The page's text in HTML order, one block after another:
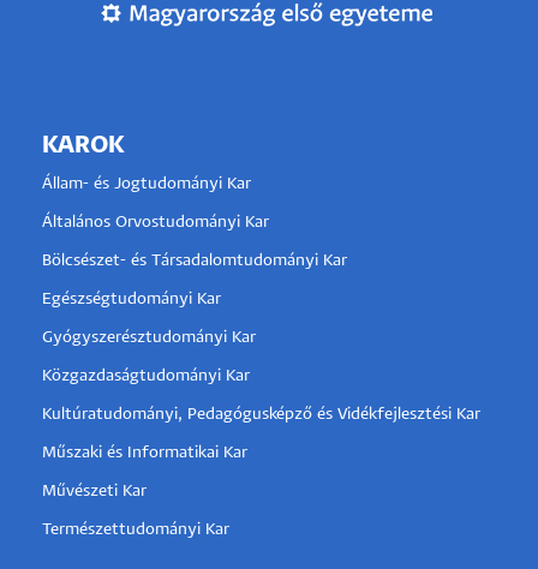
KAROK
Állam- és Jogtudományi Kar
Általános Orvostudományi Kar
Bölcsészet- és Társadalomtudományi Kar
Egészségtudományi Kar
Gyógyszerésztudományi Kar
Közgazdaságtudományi Kar
Kultúratudományi, Pedagógusképző és Vidékfejlesztési Kar
Műszaki és Informatikai Kar
Művészeti Kar
Természettudományi Kar